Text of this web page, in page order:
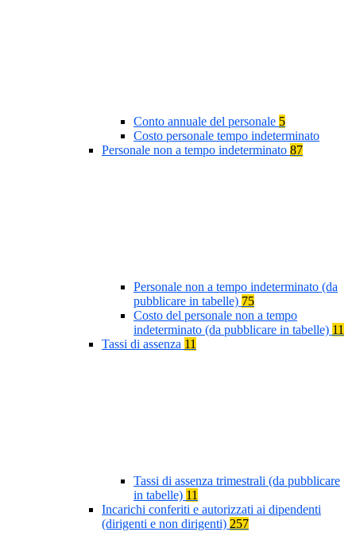
Conto annuale del personale 5
Costo personale tempo indeterminato
Personale non a tempo indeterminato 87
Personale non a tempo indeterminato (da
pubblicare in tabelle) 75
Costo del personale non a tempo
indeterminato (da pubblicare in tabelle) 11
Tassi di assenza 11
Tassi di assenza trimestrali (da pubblicare
in tabelle) 11
Incarichi conferiti e autorizzati ai dipendenti
(dirigenti e non dirigenti) 257